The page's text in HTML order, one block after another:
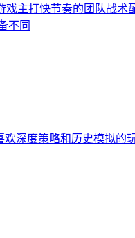
主打快节奏的团队战术
不同
欢深度策略和历史模拟